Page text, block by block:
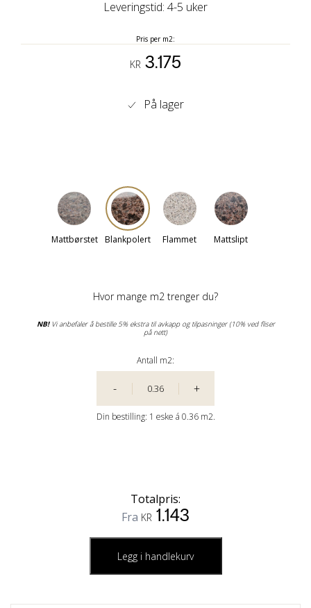
Leveringstid: 4-5 uker
Pris per m2:
KR 3.175
Mattbørstet Blankpolert Flammet Mattslipt
På lager
Hvor mange m2 trenger du?
NB!Vi anbefaler å bestille 5% ekstra til avkapp og tilpasninger (10% ved fliser
på nett)
Antall m2:
- +
Din bestilling: 1 eske á 0.36 m2.
Totalpris:
Fra KR 1.143
Legg i handlekurv